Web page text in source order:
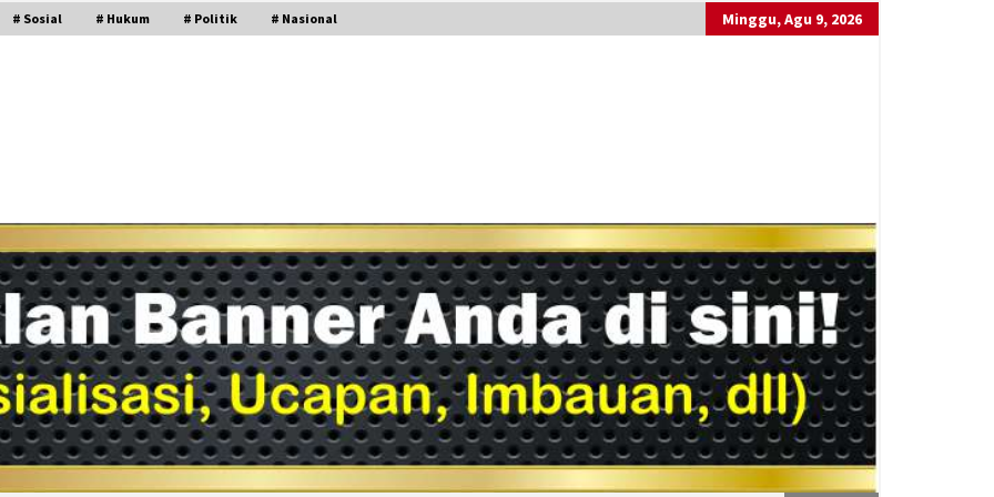
# Sosial # Hukum # Politik # Nasional Minggu, Agu 9, 2026